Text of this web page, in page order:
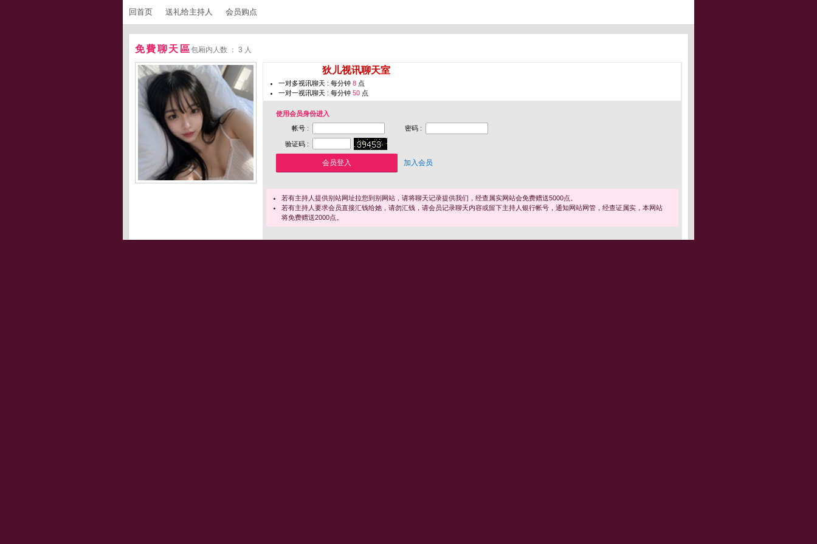
回首页 送礼给主持人 会员购点
免費聊天區包厢内人数 ： 3 人
狄儿视讯聊天室
一对多视讯聊天 : 每分钟 8 点
一对一视讯聊天 : 每分钟 50 点
使用会员身份进入
帐号 :
密码 :
验证码 :
加入会员
若有主持人提供别站网址拉您到别网站，请将聊天记录提供我们，经查属实网站会免费赠送5000点。
若有主持人要求会员直接汇钱给她，请勿汇钱，请会员记录聊天内容或留下主持人银行帐号，通知网站网管，经查证属实，本网站
将免费赠送2000点。